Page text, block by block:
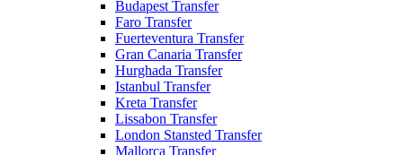
Budapest Transfer
Faro Transfer
Fuerteventura Transfer
Gran Canaria Transfer
Hurghada Transfer
Istanbul Transfer
Kreta Transfer
Lissabon Transfer
London Stansted Transfer
Mallorca Transfer